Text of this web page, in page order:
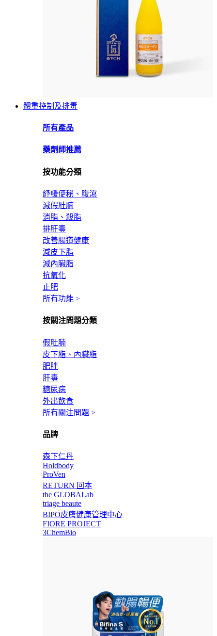
體重控制及排毒
所有產品
藥劑師推薦
按功能分類
紓緩便秘、腹瀉
減假肚腩
消脂、殺脂
排肝毒
改善腸道健康
減皮下脂
減內臟脂
抗氧化
止肥
所有功能 >
按關注問題分類
假肚腩
皮下脂、內臟脂
肥胖
肝毒
糖尿病
外出飲食
所有關注問題 >
品牌
森下仁丹
Holdbody
ProVen
RETURN 回本
the GLOBALab
triage beaute
BIPO皮膚健康管理中心
FIORE PROJECT
3ChemBio